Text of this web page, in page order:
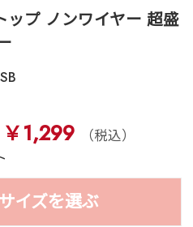
ップ ノンワイヤー 超盛
￥1,299
（税込）
イズを選ぶ